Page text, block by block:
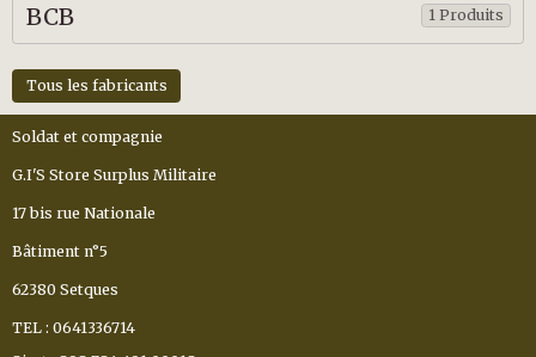
BCB 1 Produits
Tous les fabricants
Soldat et compagnie
G.I'S Store Surplus Militaire
17 bis rue Nationale
Bâtiment n°5
62380 Setques
TEL : 0641336714